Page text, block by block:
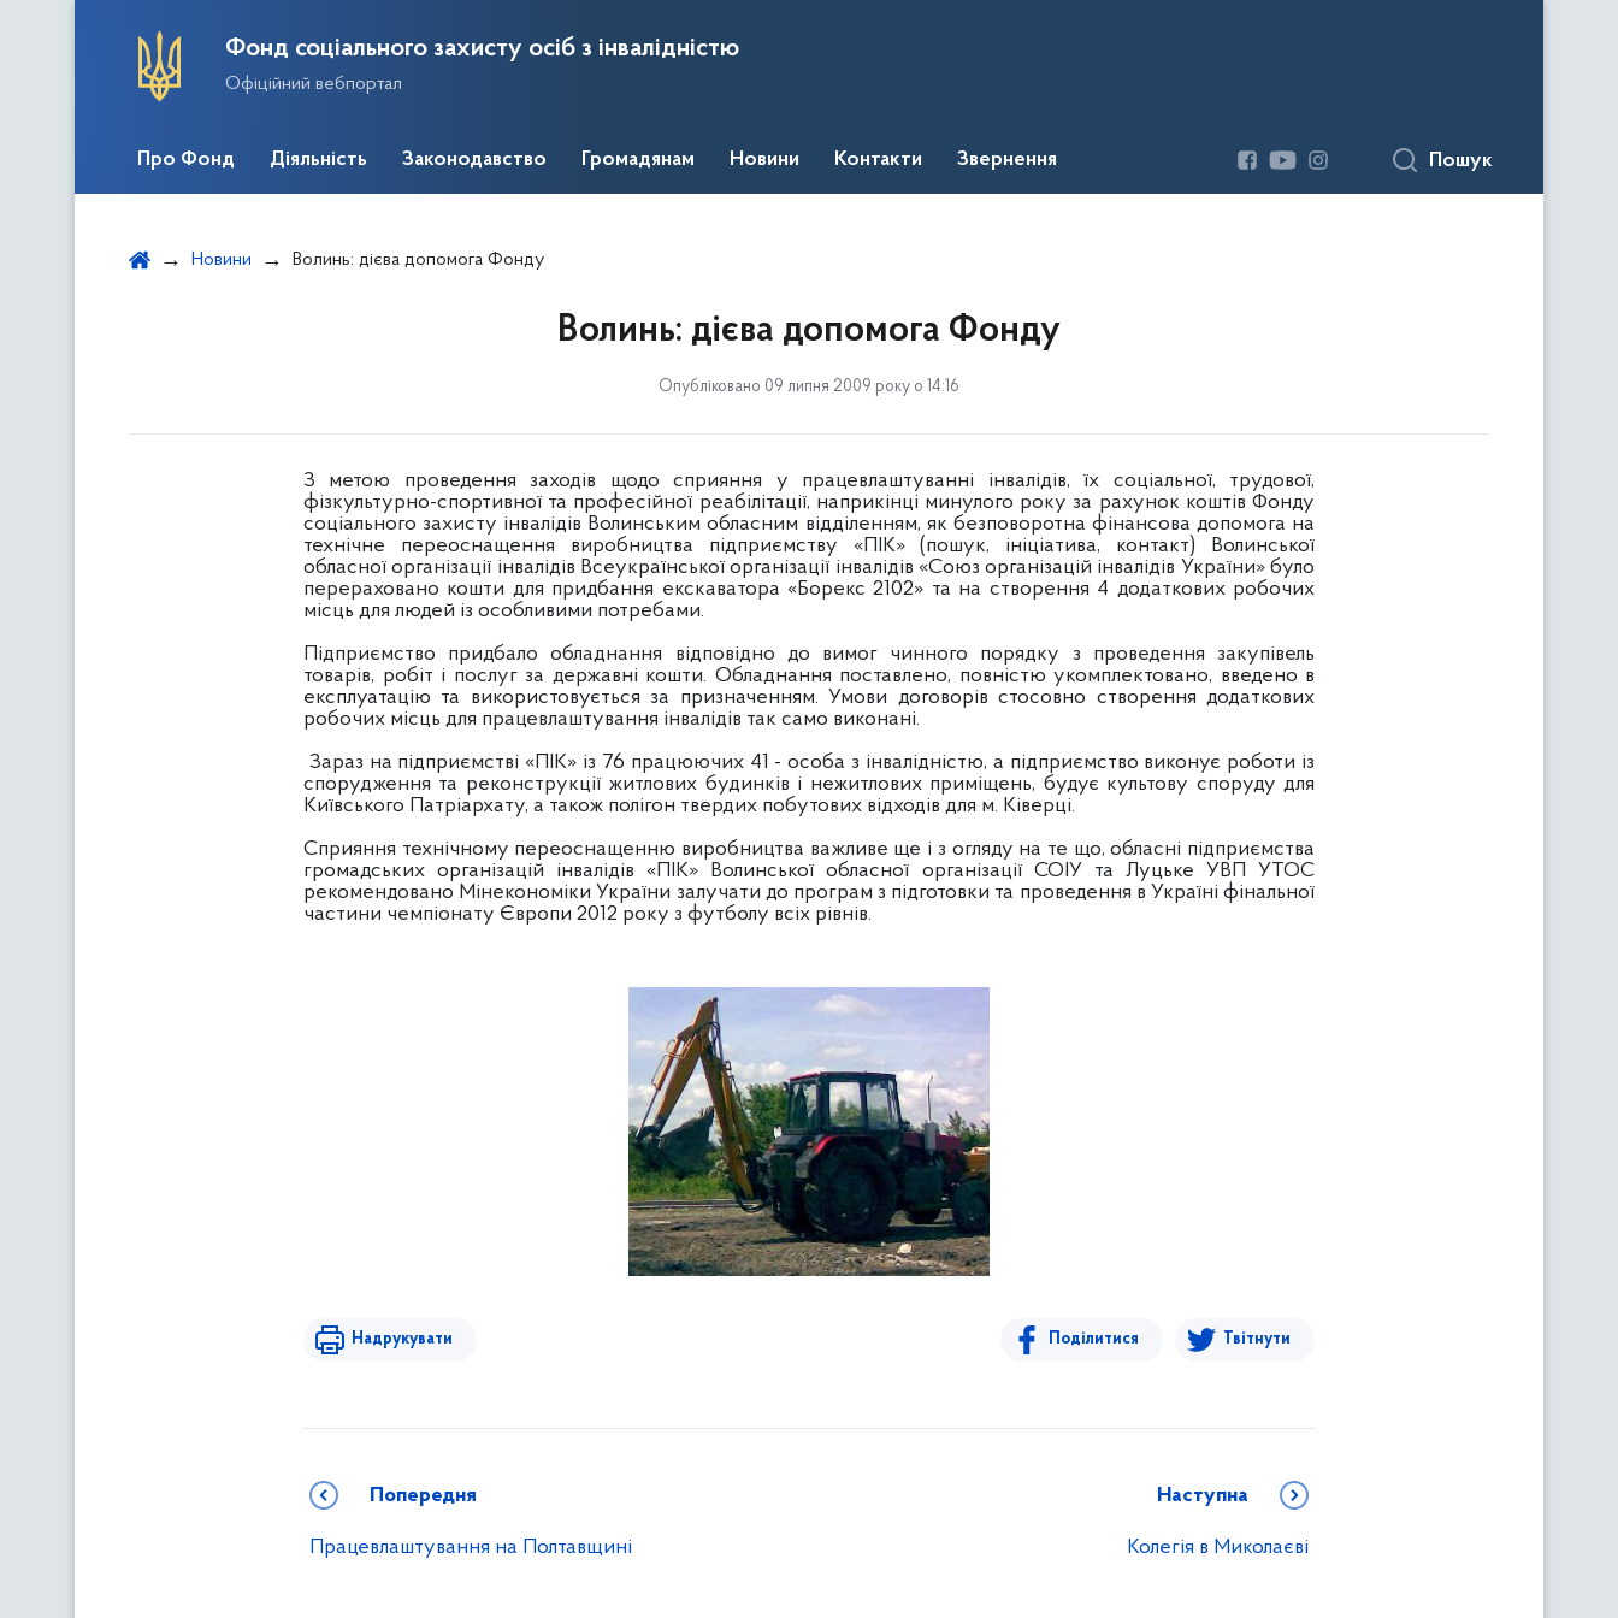
Фонд соціального захисту осіб з інвалідністю
Офіційний вебпортал
Про Фонд Діяльність Законодавство Громадянам Новини Контакти Звернення Пошук
Новини Волинь: дієва допомога Фонду
Волинь: дієва допомога Фонду
Опубліковано 09 липня 2009 року о 14:16
З метою проведення заходів щодо сприяння у працевлаштуванні інвалідів, їх соціальної, трудової,
фізкультурно-спортивної та професійної реабілітації, наприкінці минулого року за рахунок коштів Фонду
соціального захисту інвалідів Волинським обласним відділенням, як безповоротна фінансова допомога на
технічне переоснащення виробництва підприємству «ПІК» (пошук, ініціатива, контакт) Волинської
обласної організації інвалідів Всеукраїнської організації інвалідів «Союз організацій інвалідів України» було
перераховано кошти для придбання екскаватора «Борекс 2102» та на створення 4 додаткових робочих
місць для людей із особливими потребами.
Підприємство придбало обладнання відповідно до вимог чинного порядку з проведення закупівель
товарів, робіт і послуг за державні кошти. Обладнання поставлено, повністю укомплектовано, введено в
експлуатацію та використовується за призначенням. Умови договорів стосовно створення додаткових
робочих місць для працевлаштування інвалідів так само виконані.
Зараз на підприємстві «ПІК» із 76 працюючих 41 - особа з інвалідністю, а підприємство виконує роботи із
спорудження та реконструкції житлових будинків і нежитлових приміщень, будує культову споруду для
Київського Патріархату, а також полігон твердих побутових відходів для м. Ківерці.
Сприяння технічному переоснащенню виробництва важливе ще і з огляду на те що, обласні підприємства
громадських організацій інвалідів «ПІК» Волинської обласної організації СОІУ та Луцьке УВП УТОС
рекомендовано Мінекономіки України залучати до програм з підготовки та проведення в Україні фінальної
частини чемпіонату Європи 2012 року з футболу всіх рівнів.
Надрукувати Поділитися Твітнути
Попередня
Працевлаштування на Полтавщині
Наступна
Колегія в Миколаєві